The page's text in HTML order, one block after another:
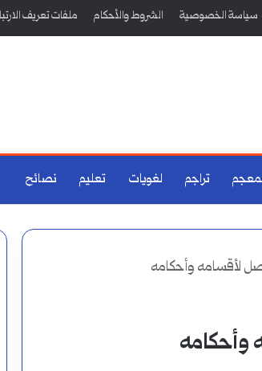
سياسة الخصوصية الشروط والأحكام ملفات تعريف
تراجم لغويات تعليم نصائح
لأقسامه وأحكامه
وأحكامه